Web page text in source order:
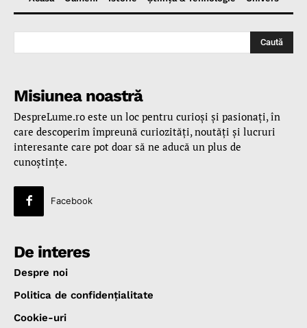
Caută
Misiunea noastră
DespreLume.ro este un loc pentru curioşi şi pasionaţi, în
care descoperim împreună curiozităţi, noutăţi şi lucruri
interesante care pot doar să ne aducă un plus de
cunoştinţe.
Facebook
De interes
Despre noi
Politica de confidenţialitate
Cookie-uri